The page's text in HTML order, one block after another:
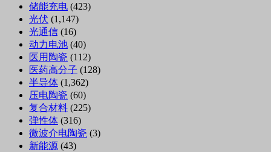
储能充电 (423)
光伏 (1,147)
光通信 (16)
动力电池 (40)
医用陶瓷 (112)
医药高分子 (128)
半导体 (1,362)
压电陶瓷 (60)
复合材料 (225)
弹性体 (316)
微波介电陶瓷 (3)
新能源 (43)